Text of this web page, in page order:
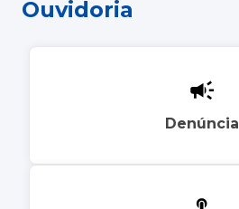
Ouvidoria
Denúncia